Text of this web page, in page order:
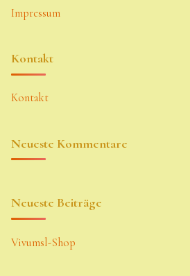
Impressum
Kontakt
Kontakt
Neueste Kommentare
Neueste Beiträge
Vivumsl-Shop